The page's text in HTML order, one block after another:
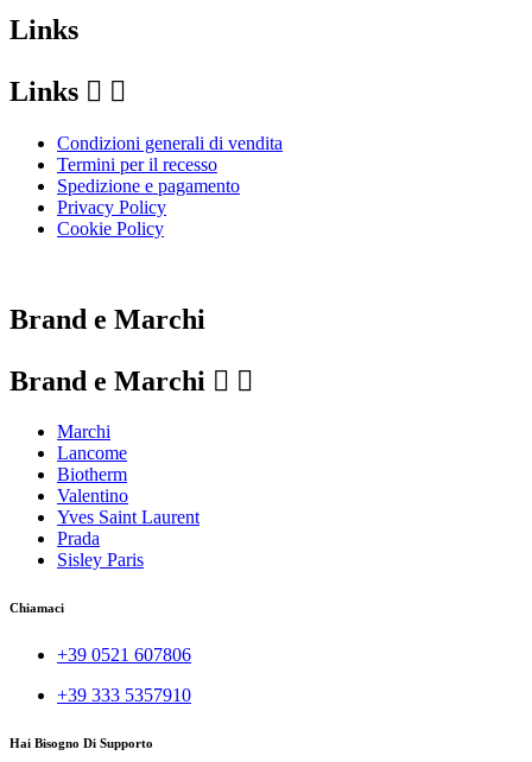
Links
Links  
Condizioni generali di vendita
Termini per il recesso
Spedizione e pagamento
Privacy Policy
Cookie Policy
Brand e Marchi
Brand e Marchi  
Marchi
Lancome
Biotherm
Valentino
Yves Saint Laurent
Prada
Sisley Paris
Chiamaci
+39 0521 607806
+39 333 5357910
Hai Bisogno Di Supporto